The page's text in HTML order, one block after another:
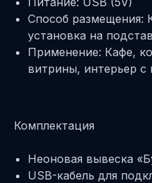
Способ размещения:
установка на
Применение: Кафе,
витрины, интерьер с
Комплектация
Неоновая вывеска
USB-кабель для